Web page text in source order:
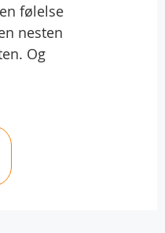
følelse
nesten
Og